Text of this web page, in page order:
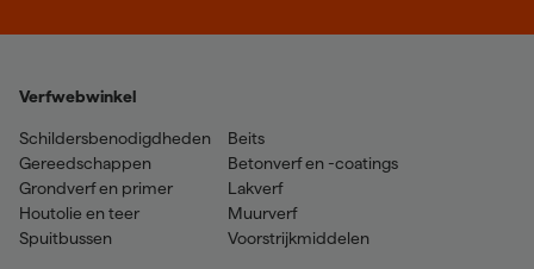
Verfwebwinkel
Schildersbenodigdheden
Gereedschappen
Grondverf en primer
Houtolie en teer
Spuitbussen
Beits
Betonverf en -coatings
Lakverf
Muurverf
Voorstrijkmiddelen